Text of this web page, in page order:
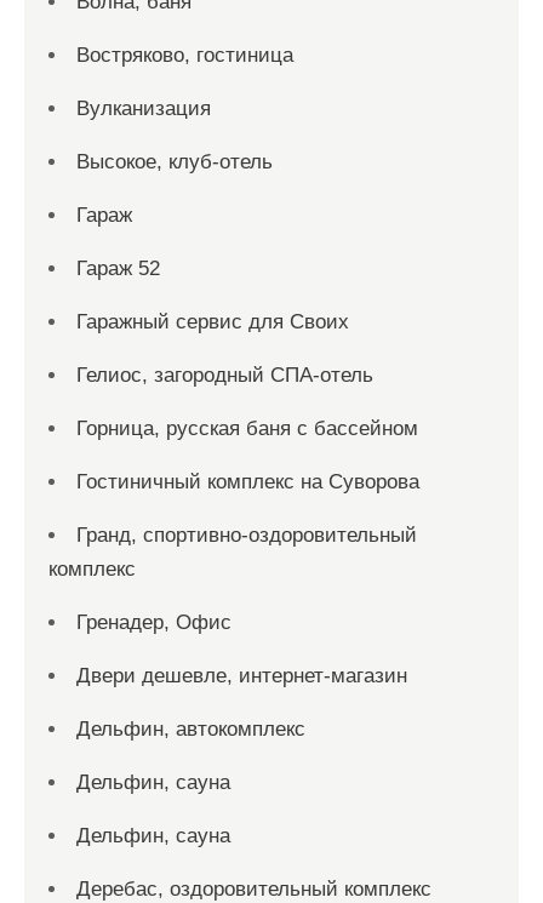
Востряково, гостиница
Вулканизация
Высокое, клуб-отель
Гараж
Гараж 52
Гаражный сервис для Своих
Гелиос, загородный СПА-отель
Горница, русская баня с бассейном
Гостиничный комплекс на Суворова
Гранд, спортивно-оздоровительный
комплекс
Гренадер, Офис
Двери дешевле, интернет-магазин
Дельфин, автокомплекс
Дельфин, сауна
Дельфин, сауна
Деребас, оздоровительный комплекс